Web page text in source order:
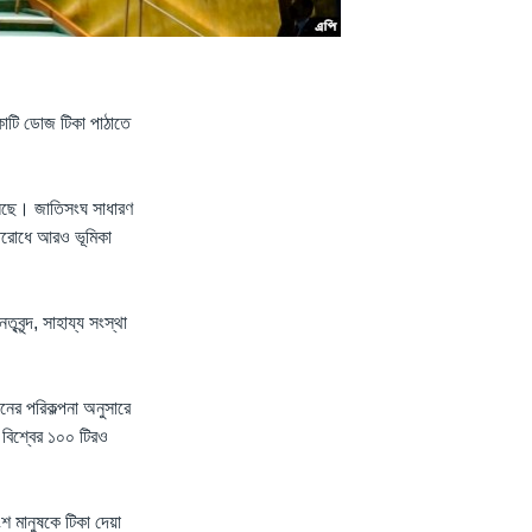
ডোজ টিকা পাঠাতে
জাতিসংঘ সাধারণ
আরও ভূমিকা
সাহায্য সংস্থা
পরিকল্পনা অনুসারে
১০০ টিরও
মানুষকে টিকা দেয়া